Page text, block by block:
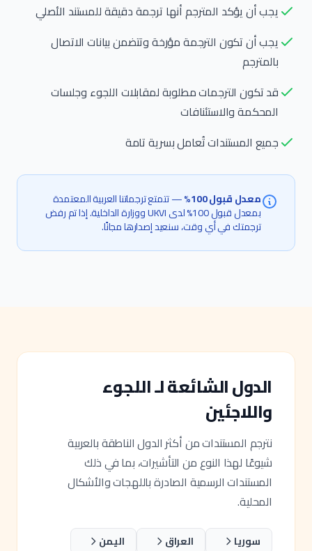
يجب أن يؤكد المترجم أنها ترجمة دقيقة للمستند الأصلي
يجب أن تكون الترجمة مؤرخة وتتضمن بيانات الاتصال
بالمترجم
قد تكون الترجمات مطلوبة لمقابلات اللجوء وجلسات
المحكمة والاستئنافات
جميع المستندات تُعامل بسرية تامة
معدل قبول 100% — تتمتع ترجماتنا العربية المعتمدة
بمعدل قبول 100% لدى UKVI ووزارة الداخلية. إذا تم رفض
ترجمتك في أي وقت، سنعيد إصدارها مجانًا.
الدول الشائعة لـ اللجوء
واللاجئين
نترجم المستندات من أكثر الدول الناطقة بالعربية
شيوعًا لهذا النوع من التأشيرات، بما في ذلك
المستندات الرسمية الصادرة باللهجات والأشكال
المحلية.
سوريا العراق
اليمن